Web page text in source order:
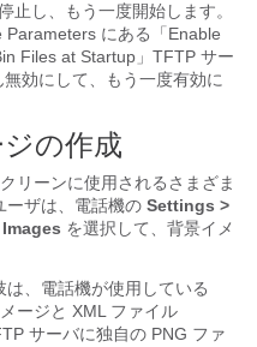
止し、もう一度開始します。
Parameters にある「Enable
Files at Startup」TFTP サー
効にして、もう一度有効に
の作成
リーンに使用されるさまざま
ーザは、電話機の Settings >
を選択して、背景イメ
、電話機が使用している
ージと XML ファイル
サーバに独自の PNG ファ